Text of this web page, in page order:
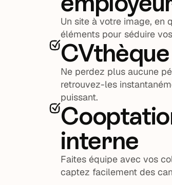
Un site à votre image, en
éléments pour séduire
Ne perdez plus aucune
retrouvez-les
puissant.
interne
Faites équipe avec vos
captez facilement des